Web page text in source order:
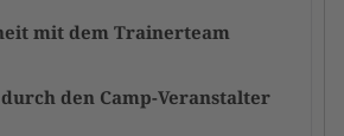
Macht richtig Bock:)
Lobby und Tennisshop in einem
mit dem Trainerteam
den Camp-Veranstalter